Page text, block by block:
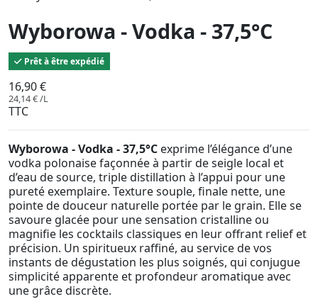
Wyborowa - Vodka - 37,5°C
Prêt à être expédié
16,90 €
24,14 € /L
TTC
Wyborowa - Vodka - 37,5°C exprime l’élégance d’une
vodka polonaise façonnée à partir de seigle local et
d’eau de source, triple distillation à l’appui pour une
pureté exemplaire. Texture souple, finale nette, une
pointe de douceur naturelle portée par le grain. Elle se
savoure glacée pour une sensation cristalline ou
magnifie les cocktails classiques en leur offrant relief et
précision. Un spiritueux raffiné, au service de vos
instants de dégustation les plus soignés, qui conjugue
simplicité apparente et profondeur aromatique avec
une grâce discrète.